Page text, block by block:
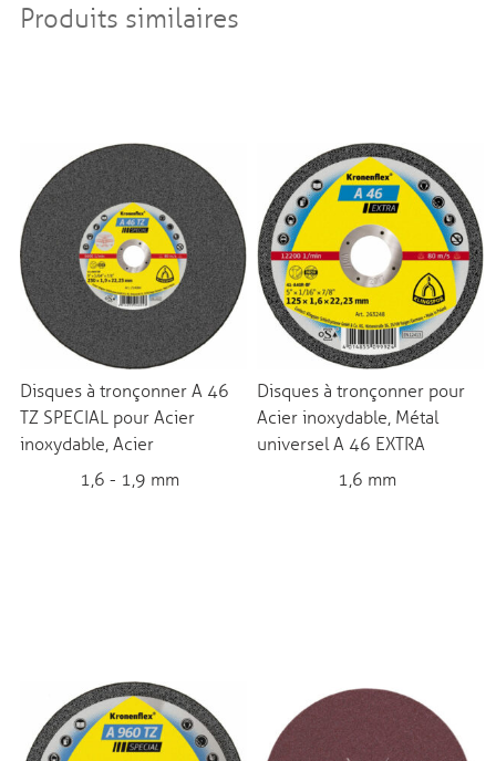
Produits similaires
Disques à tronçonner A 46
TZ SPECIAL pour Acier
inoxydable, Acier
1,6 - 1,9 mm
Disques à tronçonner pour
Acier inoxydable, Métal
universel A 46 EXTRA
1,6 mm